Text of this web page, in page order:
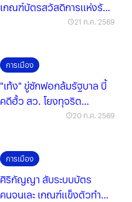
เกณฑ์บัตรสวัสดิการแห่งรัฐ
21 ก.ค. 2569
การเมือง
"เท้ง" ขู่ซักฟอกล้มรัฐบาล บี้
คดีฮั้ว สว. โยงทุจริต
20 ก.ค. 2569
การเมือง
ศิริกัญญา สับระบบบัตร
คนจนเละ เกณฑ์แข็งตัวทำ